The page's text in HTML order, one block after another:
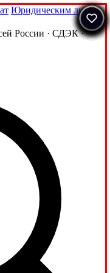
Юридическим лицам
России · СДЭК ·